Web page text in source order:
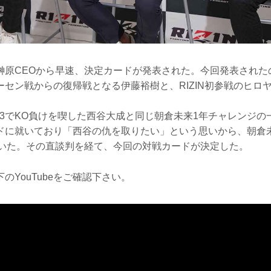
原CEOから早速、決定カードが発表された。今回発表された
セン戦からの復帰戦となる伊藤裕樹と、RIZIN初参戦のヒロ
でKO負けを喫した西谷大成と同じ朝倉未来1年チャレンジの
に就いており「西谷の仇を取りたい」という思いから、朝倉
た。その直談判を経て、今回の対戦カードが決定した。
YouTubeをご確認下さい。